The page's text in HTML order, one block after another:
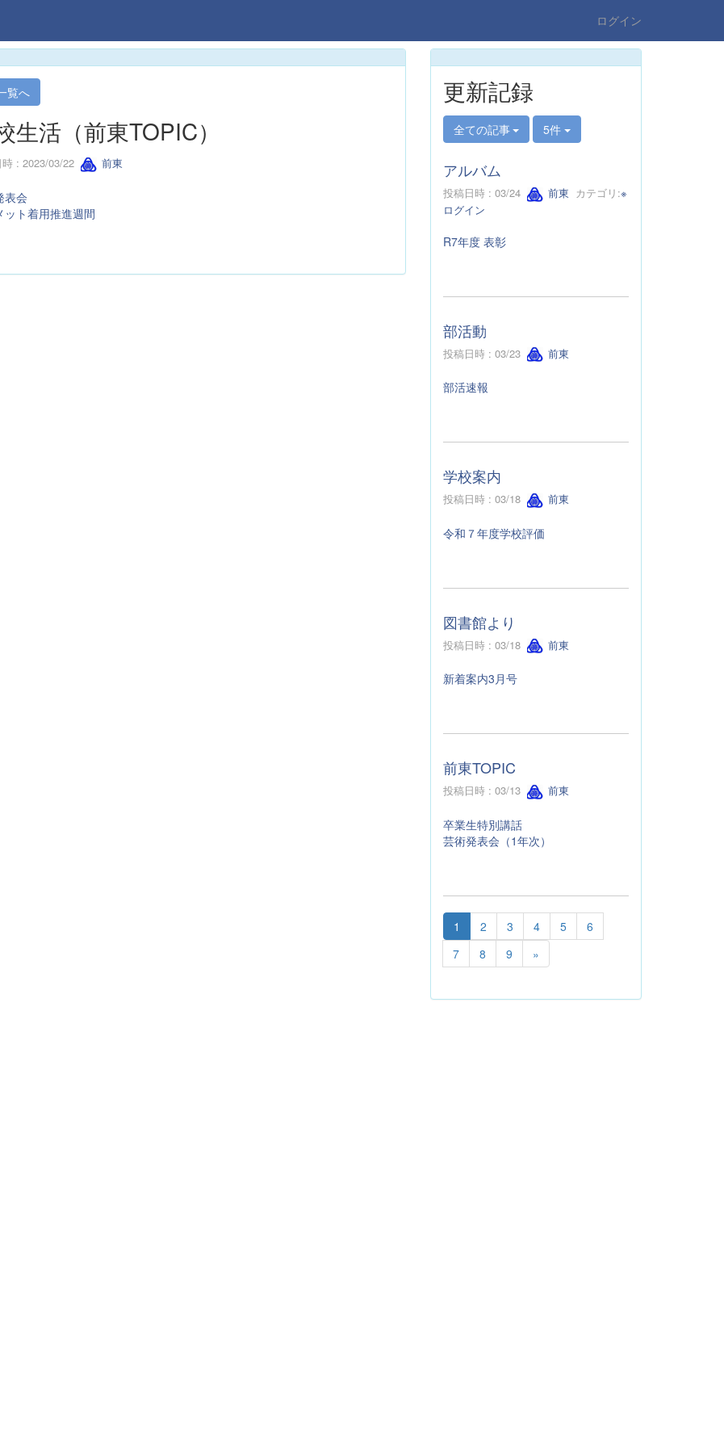
ログイン
覧へ
生活（前東TOPIC）
: 2023/03/22 前東
表会
ット着用推進週間
更新記録
全ての記事 5件
アルバム
投稿日時 : 03/24 前東 カテゴリ:※
ログイン
R7年度 表彰
部活動
投稿日時 : 03/23 前東
部活速報
学校案内
投稿日時 : 03/18 前東
令和７年度学校評価
図書館より
投稿日時 : 03/18 前東
新着案内3月号
前東TOPIC
投稿日時 : 03/13 前東
卒業生特別講話
芸術発表会（1年次）
1 2 3 4 5
6
7
8 9 »